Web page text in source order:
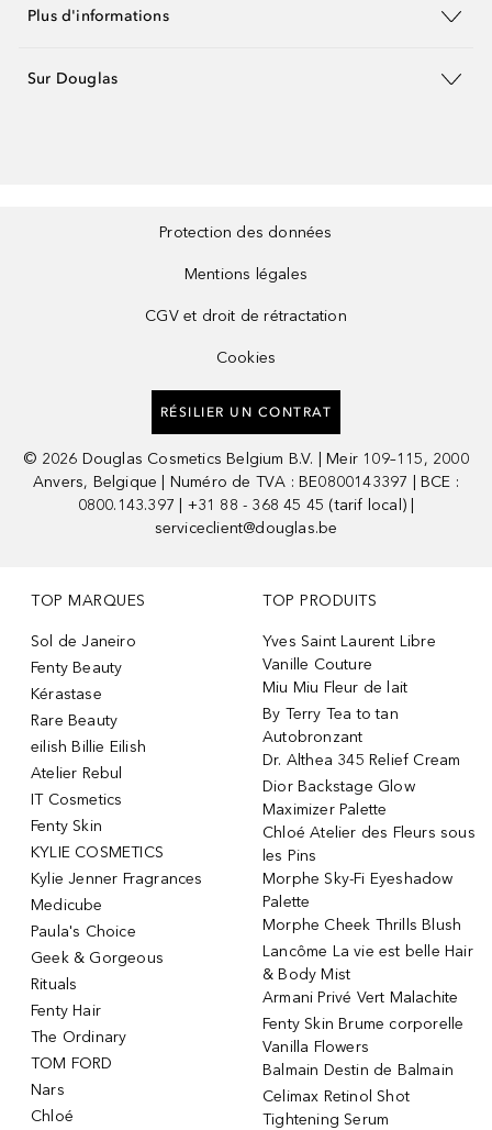
Plus d'informations
Sur Douglas
Protection des données
Mentions légales
CGV et droit de rétractation
Cookies
RÉSILIER UN CONTRAT
© 2026 Douglas Cosmetics Belgium B.V. | Meir 109–115, 2000
Anvers, Belgique | Numéro de TVA : BE0800143397 | BCE :
0800.143.397 | +31 88 - 368 45 45 (tarif local) |
serviceclient@douglas.be
TOP MARQUES
Sol de Janeiro
Fenty Beauty
Kérastase
Rare Beauty
eilish Billie Eilish
Atelier Rebul
IT Cosmetics
Fenty Skin
KYLIE COSMETICS
Kylie Jenner Fragrances
Medicube
Paula's Choice
Geek & Gorgeous
Rituals
Fenty Hair
The Ordinary
TOM FORD
Nars
Chloé
TOP PRODUITS
Yves Saint Laurent Libre
Vanille Couture
Miu Miu Fleur de lait
By Terry Tea to tan
Autobronzant
Dr. Althea 345 Relief Cream
Dior Backstage Glow
Maximizer Palette
Chloé Atelier des Fleurs sous
les Pins
Morphe Sky-Fi Eyeshadow
Palette
Morphe Cheek Thrills Blush
Lancôme La vie est belle Hair
& Body Mist
Armani Privé Vert Malachite
Fenty Skin Brume corporelle
Vanilla Flowers
Balmain Destin de Balmain
Celimax Retinol Shot
Tightening Serum